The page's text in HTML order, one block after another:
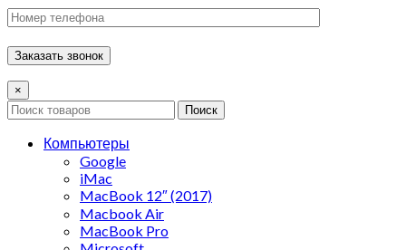
×
Поиск
Компьютеры
Google
iMac
MacBook 12″ (2017)
Macbook Air
MacBook Pro